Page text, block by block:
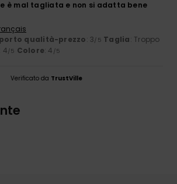
è mal tagliata e non si adatta bene
qualità-prezzo: 3/5 Taglia: Troppo
: 4/5 Colore: 4 /5
Verificato da TrustVille